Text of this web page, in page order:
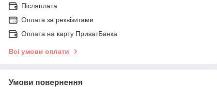
Післяплата
Оплата за реквізитами
Оплата на карту ПриватБанка
Всі умови оплати
Умови повернення